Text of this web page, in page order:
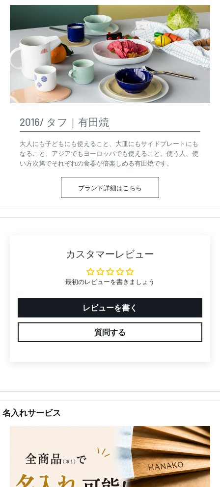
2016/ タフ｜有田焼
大人にも子どもにも使えること、大皿にもサイドプレートにも
なること、アジアでもヨーロッパでも使えること。使う人、使
い方次第でそれぞれの食器が倍楽しめる有田焼です。
ブランド詳細はこちら
カスタマーレビュー
最初のレビューを書きましょう
レビューを書く
質問する
名入れサービス